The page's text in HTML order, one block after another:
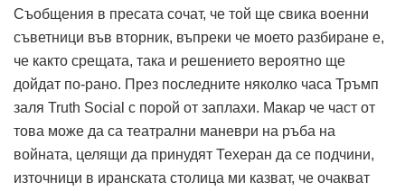
Съобщения в пресата сочат, че той ще свика военни
съветници във вторник, въпреки че моето разбиране е,
че както срещата, така и решението вероятно ще
дойдат по-рано. През последните няколко часа Тръмп
заля Truth Social с порой от заплахи. Макар че част от
това може да са театрални маневри на ръба на
войната, целящи да принудят Техеран да се подчини,
източници в иранската столица ми казват, че очакват